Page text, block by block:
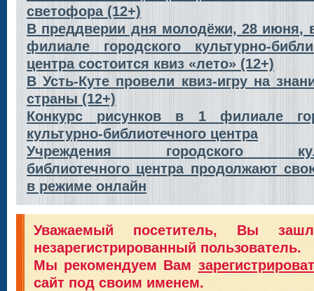
светофора (12+)
В преддверии дня молодёжи, 28 июня,
филиале городского культурно-
центра состоится квиз «лето» (12+)
В Усть-Куте провели квиз-игру на
страны (12+)
Конкурс рисунков в 1 филиале
культурно-библиотечного центра
Учреждения городского
библиотечного центра продолжают
в режиме онлайн
Уважаемый посетитель, Вы
незарегистрированный пользователь.
Мы рекомендуем Вам
сайт под своим именем.